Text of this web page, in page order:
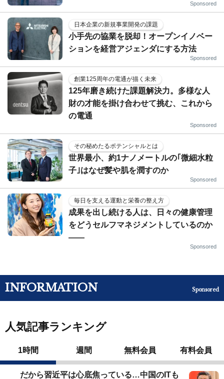
Sponsored
日本企業の新規事業開発の課題
小手先の協業を脱却！オープンイノベー
ションを経営アジェンダにする方法
Sponsored
創業125周年の電通が描く未来
125年磨き続けた課題解決力。多様な人
財の才能を掛け合わせて挑む、これから
の電通
Sponsored
その秘めたるポテンシャルとは
世界最小、約1ナノメートルの｢微細水粒
子｣はなぜ髪や肌を潤すのか
Sponsored
毎日を支える運動と栄養の整え方
成果を出し続ける人は、日々の健康管理
をどうセルフマネジメントしているのか
——
Sponsored
INFORMATION Sponsored
人気記事ランキング
1時間 週間 無料会員 有料会員
だから習近平は心底焦っている…中国のITも